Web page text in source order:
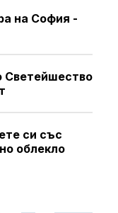
на София -
Светейшество
си със
облекло